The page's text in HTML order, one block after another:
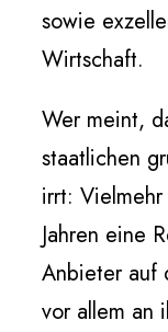
sowie
Wirtschaft.
Wer meint,
staatlichen
irrt:
Jahren eine
Anbieter auf
vor allem an